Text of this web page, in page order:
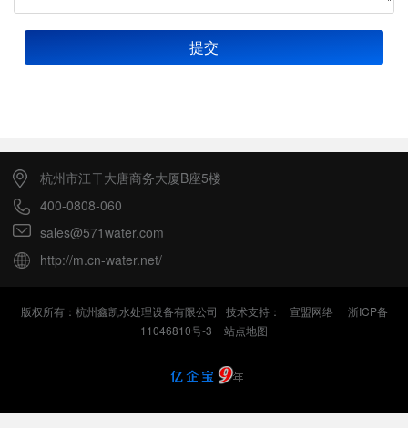
提交
杭州市江干大唐商务大厦B座5楼
400-0808-060
sales@571water.com
http://m.cn-water.net/
版权所有：杭州鑫凯水处理设备有限公司 技术支持： 宣盟网络
浙ICP备
11046810号-3
站点地图